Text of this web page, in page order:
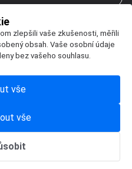
cookie
zlepšili vaše zkušenosti, měřili
obsah. Vaše osobní údaje
bez vašeho souhlasu.
vše
vše